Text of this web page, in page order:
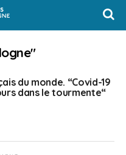
du monde. “Covid-19
dans le tourmente“